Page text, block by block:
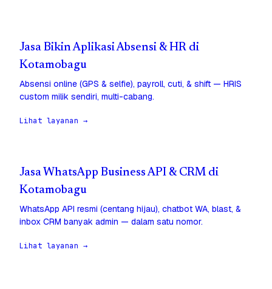
Jasa Bikin Aplikasi Absensi & HR di
Kotamobagu
Absensi online (GPS & selfie), payroll, cuti, & shift — HRIS
custom milik sendiri, multi-cabang.
Lihat layanan →
Jasa WhatsApp Business API & CRM di
Kotamobagu
WhatsApp API resmi (centang hijau), chatbot WA, blast, &
inbox CRM banyak admin — dalam satu nomor.
Lihat layanan →